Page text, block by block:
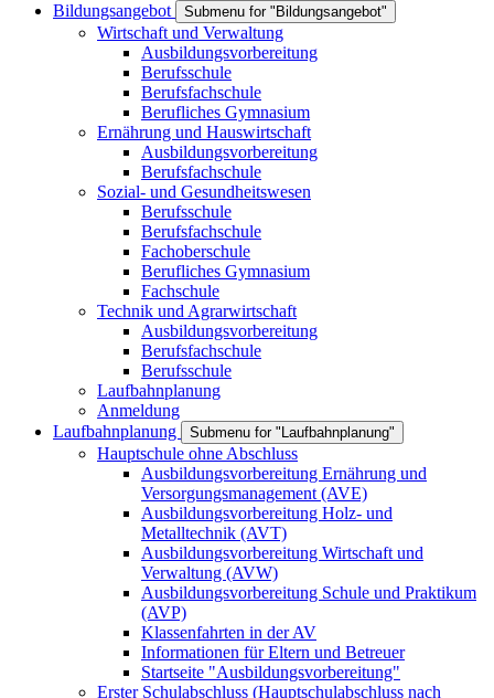
Bildungsangebot
Submenu for "Bildungsangebot"
Wirtschaft und Verwaltung
Ausbildungsvorbereitung
Berufsschule
Berufsfachschule
Berufliches Gymnasium
Ernährung und Hauswirtschaft
Ausbildungsvorbereitung
Berufsfachschule
Sozial- und Gesundheitswesen
Berufsschule
Berufsfachschule
Fachoberschule
Berufliches Gymnasium
Fachschule
Technik und Agrarwirtschaft
Ausbildungsvorbereitung
Berufsfachschule
Berufsschule
Laufbahnplanung
Anmeldung
Laufbahnplanung
Submenu for "Laufbahnplanung"
Hauptschule ohne Abschluss
Ausbildungsvorbereitung Ernährung und
Versorgungsmanagement (AVE)
Ausbildungsvorbereitung Holz- und
Metalltechnik (AVT)
Ausbildungsvorbereitung Wirtschaft und
Verwaltung (AVW)
Ausbildungsvorbereitung Schule und Praktikum
(AVP)
Klassenfahrten in der AV
Informationen für Eltern und Betreuer
Startseite "Ausbildungsvorbereitung"
Erster Schulabschluss (Hauptschulabschluss nach